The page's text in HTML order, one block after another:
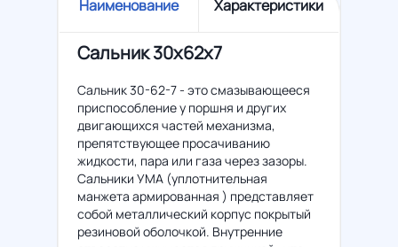
Наименование Характеристики
Сальник 30x62x7
Сальник 30-62-7 - это смазывающееся
приспособление у поршня и других
двигающихся частей механизма,
препятствующее просачиванию
жидкости, пара или газа через зазоры.
Сальники УМА (уплотнительная
манжета армированная ) представляет
собой металлический корпус покрытый
резиновой оболочкой. Внутренние